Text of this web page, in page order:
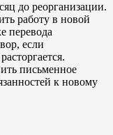
до реорганизации.
работу в новой
перевода
если
письменное
к новому